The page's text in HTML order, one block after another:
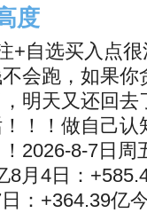
度
+自选买入点
会跑，如果
明天又还回
！！做自己
2026-8-7日周
8月4日：
：+364.39亿